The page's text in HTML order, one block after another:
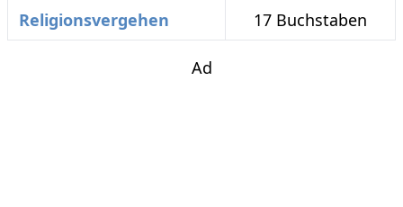
Religionsvergehen
17 Buchstaben
Ad